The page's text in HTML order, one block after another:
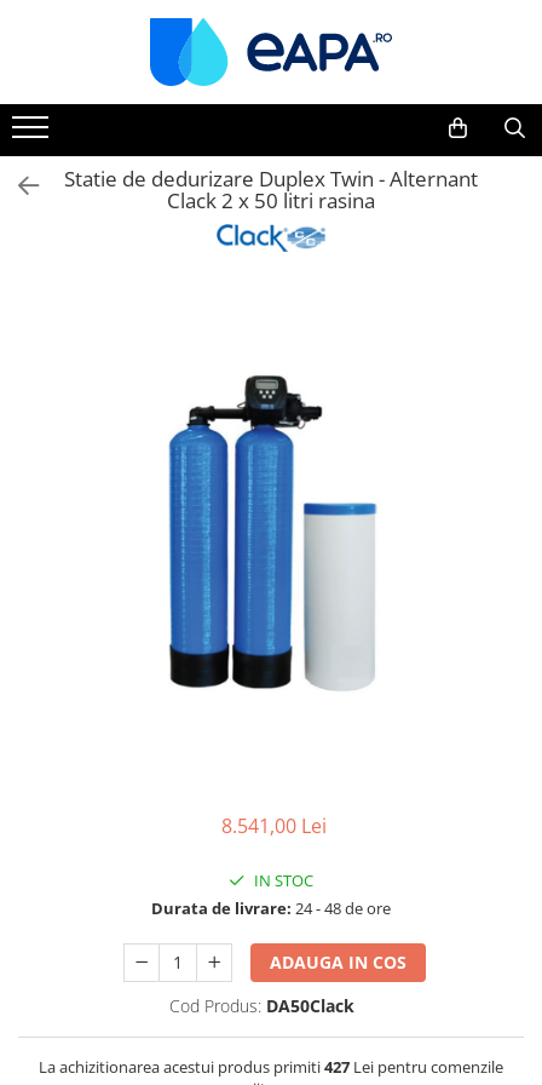
Toate Produsele
Dedurizare
Dedurizator tip Cabinet
Dedurizator Simplex
Sisteme duplex / triplex
Mansoane Cintropur
Membrane osmoza inversa
Membrana Ultrafiltrare
Statie de dedurizare Duplex Twin - Alternant
Clack 2 x 50 litri rasina
8.541,00 Lei
IN STOC
Durata de livrare: 24 - 48 de ore
ADAUGA IN COS
Cod Produs: DA50Clack
La achizitionarea acestui produs primiti427 Lei pentru comenzile